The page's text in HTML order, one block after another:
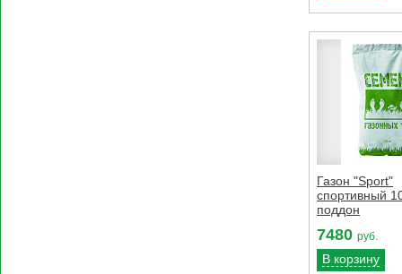
Газон "Sport"
спортивный
поддон
7480 руб.
В корзину